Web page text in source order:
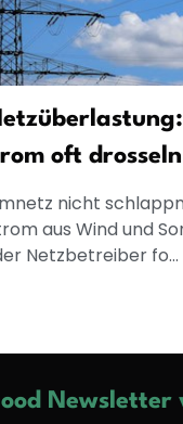
oft drosseln
nicht
aus Wind und
Netzbetreiber fo...
Newsletter